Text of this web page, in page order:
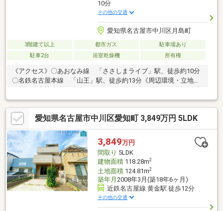
10分
その他の交通
愛知県名古屋市中川区月島町
3階建て以上 都市ガス
駐車場あり
駐車2台
浴室乾燥機 所有権
《アクセス》〇あおなみ線 「ささしまライブ」駅、徒歩約10分
〇名鉄名古屋本線 「山王」駅、徒歩約13分《周辺環境・立地条
東側公道約５．４ｍ 間口約５．４ｍ〇建物公簿面積：１１３．
４６m2（約３４．３２坪）〇１階：３８．９６m2 ２階：３
９．２０m2 ３階：３５．３０m2〇2LDKの間取りとなっており
ますが、3階部分の洋室は、仕切りを設けることで 2つの洋室に
変更することが可能です。〇へーベルハウス旧施工
愛知県名古屋市中川区愛知町 3,849万円 5LDK
3,849万円
間取り 5LDK
建物面積118.28m2
土地面積124.81m2
築年月 2008年3月(築18年6ヶ月)
近鉄名古屋線 黄金駅 徒歩12分
その他の交通